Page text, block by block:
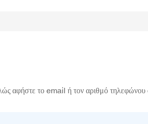
αφήστε το email ή τον αριθμό τηλεφώνου